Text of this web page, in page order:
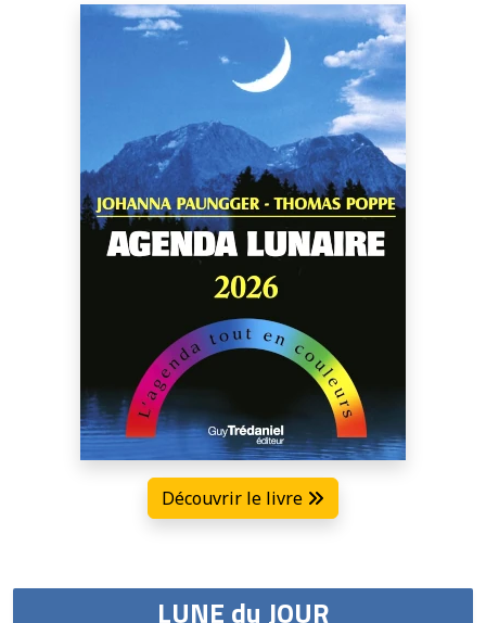
Découvrir le livre
LUNE du JOUR